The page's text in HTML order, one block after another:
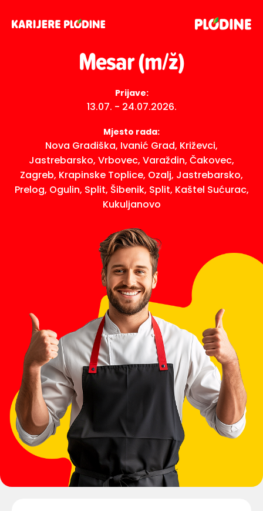
Mesar (m/ž)
Prijave:
13.07. - 24.07.2026.
Mjesto rada:
Nova Gradiška, Ivanić Grad, Križevci,
Jastrebarsko, Vrbovec, Varaždin, Čakovec,
Zagreb, Krapinske Toplice, Ozalj, Jastrebarsko,
Prelog, Ogulin, Split, Šibenik, Split, Kaštel Sućurac,
Kukuljanovo